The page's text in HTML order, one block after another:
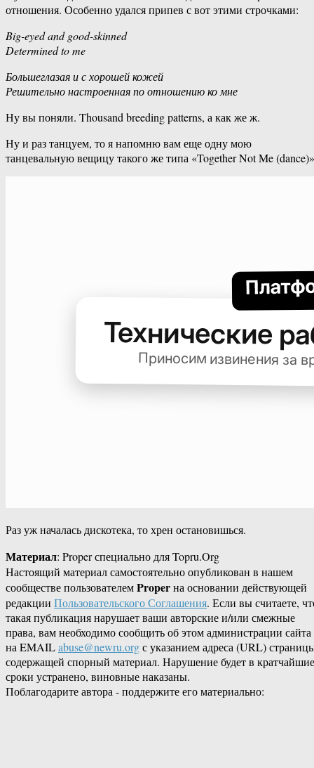
отношения. Особенно удался припев с вот этими строчками:
Big-eyed and good-skinned
Determined to me
Большеглазая и с хорошей кожей
Решительно настроенная по отношению ко мне
Ну вы поняли. Thousand breeding patterns, а как же ж.
Ну и раз танцуем, то я напомню вам еще одну мою
танцевальную вещицу такого же типа «Together Not Me
Раз уж началась дискотека, то хрен остановишься.
Материал: Proper специально для Topru.Org
Настоящий материал самостоятельно опубликован в нашем
сообществе пользователемProperна основании действующей
редакции Пользовательского Соглашения. Если вы считаете,
такая публикация нарушает ваши авторские и/или смежные
права, вам необходимо сообщить об этом администрации сайта
на EMAILabuse@newru.orgс указанием адреса (URL)
содержащей спорный материал. Нарушение будет в кратчайшие
сроки устранено, виновные наказаны.
Поблагодарите автора - поддержите его материально: